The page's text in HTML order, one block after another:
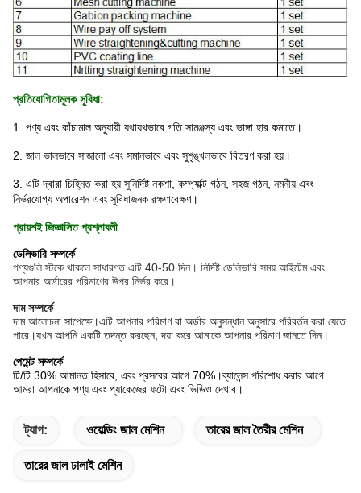
প্রতিযোগিতামূলক সুবিধা:
1. পণ্য এবং কাঁচামাল অনুযায়ী যথাযথভাবে গতি সামঞ্জস্য এবং ভাঙ্গা হার কমাতে।
2. জাল ভালভাবে সাজানো এবং সমানভাবে এবং সুশৃঙ্খলভাবে বিতরণ করা হয়।
3. এটি দ্বারা চিহ্নিত করা হয় সুনির্দিষ্ট নকশা, কম্প্যাক্ট গঠন, সহজ গঠন, নমনীয় এবং
নির্ভরযোগ্য অপারেশন এবং সুবিধাজনক রক্ষণাবেক্ষণ।
প্রায়শই জিজ্ঞাসিত প্রশ্নাবলী
ডেলিভারি সম্পর্কে
পণ্যগুলি স্টকে থাকলে সাধারণত এটি 40-50 দিন। নির্দিষ্ট ডেলিভারি সময় আইটেম এবং
আপনার অর্ডারের পরিমাণের উপর নির্ভর করে।
দাম সম্পর্কে
দাম আলোচনা সাপেক্ষে।এটি আপনার পরিমাণ বা অর্ডার অনুসন্ধান অনুসারে পরিবর্তন করা যেতে
পারে।যখন আপনি একটি তদন্ত করছেন, দয়া করে আমাকে আপনার পরিমাণ জানতে দিন।
পেমেন্ট সম্পর্কে
টি/টি 30% আমানত হিসাবে, এবং প্রসবের আগে 70%।ব্যালেন্স পরিশোধ করার আগে
আমরা আপনাকে পণ্য এবং প্যাকেজের ফটো এবং ভিডিও দেখাব।
ট্যাগ: ওয়েল্ডিং জাল মেশিন তারের জাল তৈরীর মেশিন
তারের জাল ঢালাই মেশিন